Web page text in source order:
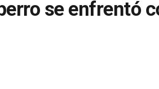
se enfrentó